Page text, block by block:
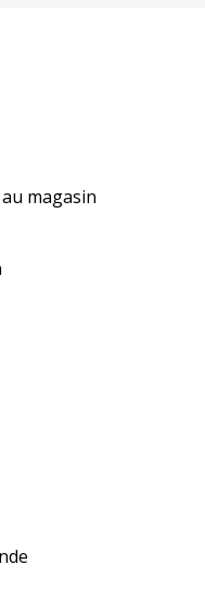
magasin